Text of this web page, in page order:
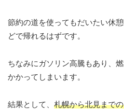
節約の道を使ってもだいたい休
どで帰れるはずです。
ちなみにガソリン高騰もあり、
かかってしまいます。
結果として、 札幌から北見まで